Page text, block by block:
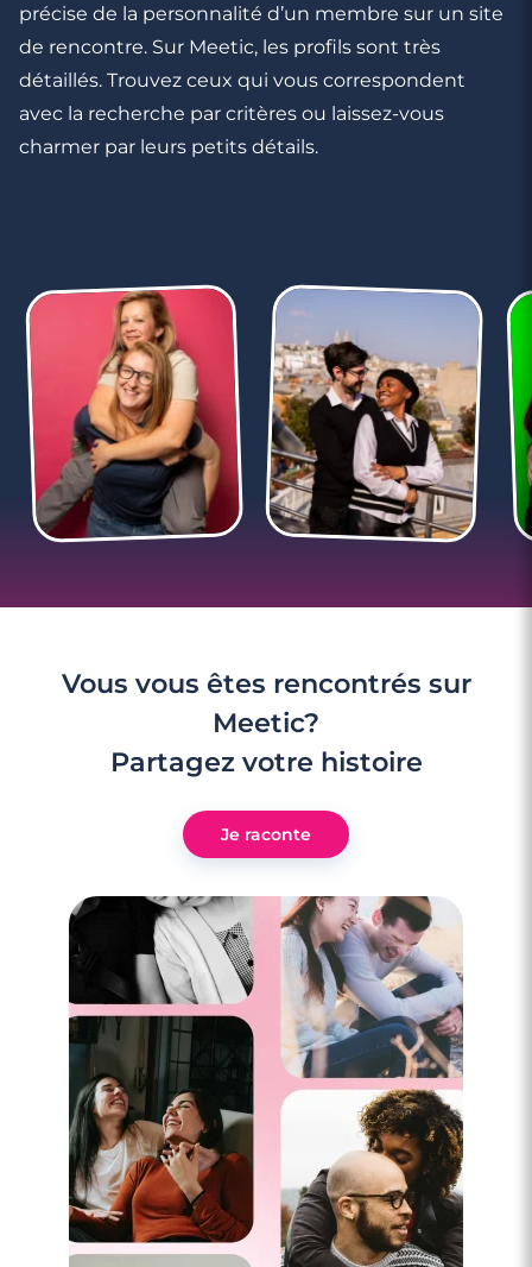
3 minutes
3 astuces pour savoir si vous êtes en
couple
5 secrets inavouables à avouer à son(sa)
chéri(e)
précise de la personnalité d’un membre sur un site
de rencontre. Sur Meetic, les profils sont très
détaillés. Trouvez ceux qui vous correspondent
avec la recherche par critères ou laissez-vous
charmer par leurs petits détails.
Vous vous êtes rencontrés sur
Meetic?
Partagez votre histoire
Je raconte